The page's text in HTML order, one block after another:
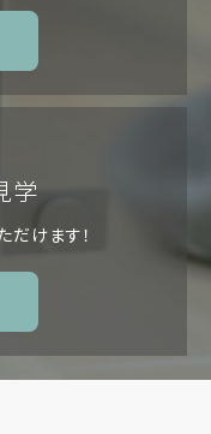
学
だけます！